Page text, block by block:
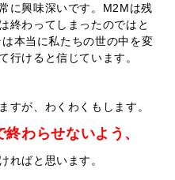
に興味深いです。M2Mは残
終わってしまったのではと
本当に私たちの世の中を変
行けると信じています。
すが、わくわくもします。
わらせないよう、
ればと思います。